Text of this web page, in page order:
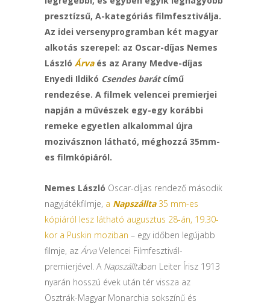
presztízsű, A-kategóriás filmfesztiválja.
Az idei versenyprogramban két magyar
alkotás szerepel: az Oscar-díjas Nemes
László Árvaés az Arany Medve-díjas
Enyedi Ildikó Csendes barátcímű
rendezése. A filmek velencei premierjei
napján a művészek egy-egy korábbi
remeke egyetlen alkalommal újra
mozivásznon látható, méghozzá 35mm-
es filmkópiáról.
Nemes László Oscar-díjas rendező második
nagyjátékfilmje, a Napszállta35 mm-es
kópiáról lesz látható augusztus 28-án, 19.30-
kor a Puskin moziban – egy időben legújabb
filmje, az ÁrvaVelencei Filmfesztivál-
premierjével. A Napszálltában Leiter Írisz 1913
nyarán hosszú évek után tér vissza az
Osztrák-Magyar Monarchia sokszínű és